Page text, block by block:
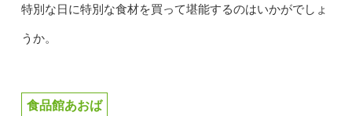
特別な日に特別な食材を買って堪能するのはいかがでしょ
うか。
食品館あおば